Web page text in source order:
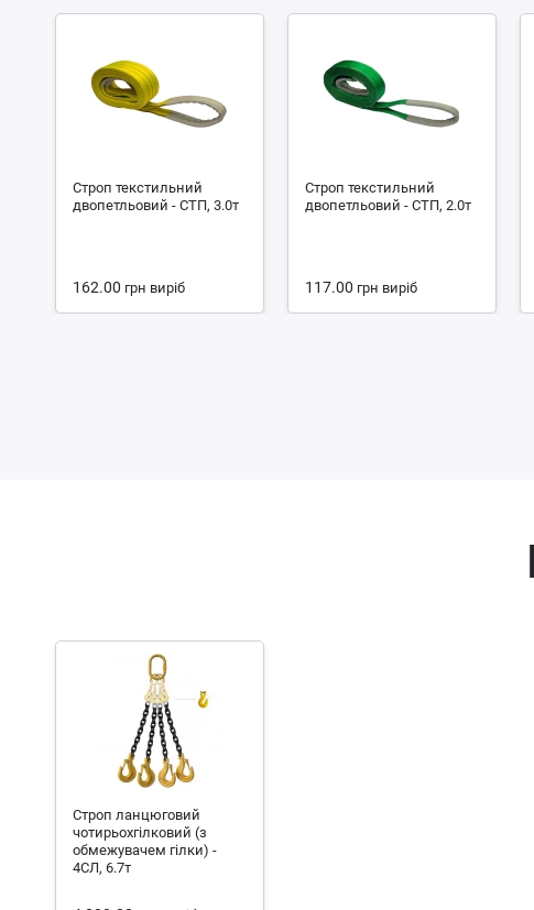
Строп текстильний
двопетльовий - СТП, 3.0т
162.00 грн виріб
Строп текстильний
двопетльовий - СТП, 2.0т
117.00 грн виріб
Строп ланцюговий
чотирьохгілковий (з
обмежувачем гілки) -
4СЛ, 6.7т